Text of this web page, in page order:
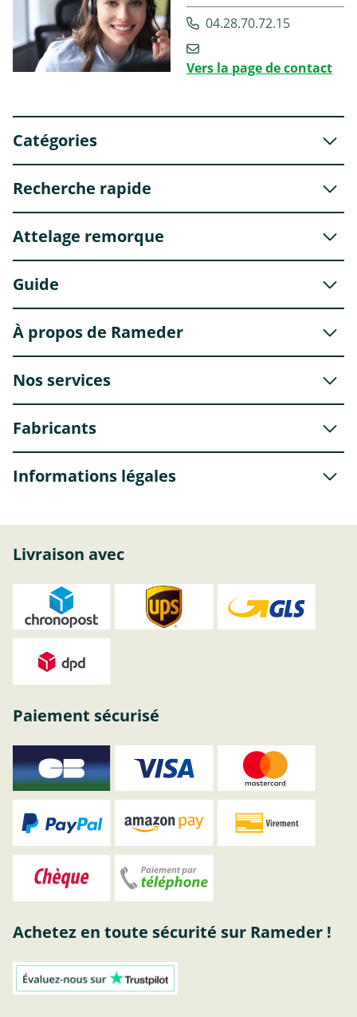
04.28.70.72.15
Vers la page de contact
Catégories
Recherche rapide
Attelage remorque
Guide
À propos de Rameder
Nos services
Fabricants
Informations légales
Livraison avec
Paiement sécurisé
Achetez en toute sécurité sur Rameder !